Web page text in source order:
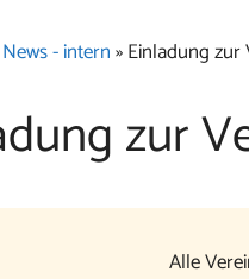
News - intern»Einladung zur
zur
Alle